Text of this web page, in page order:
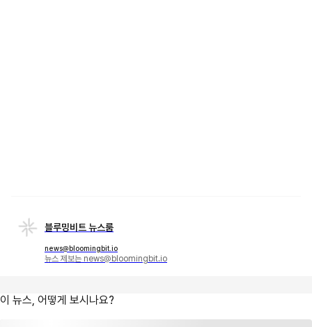
블루밍비트 뉴스룸
news@bloomingbit.io
뉴스 제보는 news@bloomingbit.io
이 뉴스, 어떻게 보시나요?